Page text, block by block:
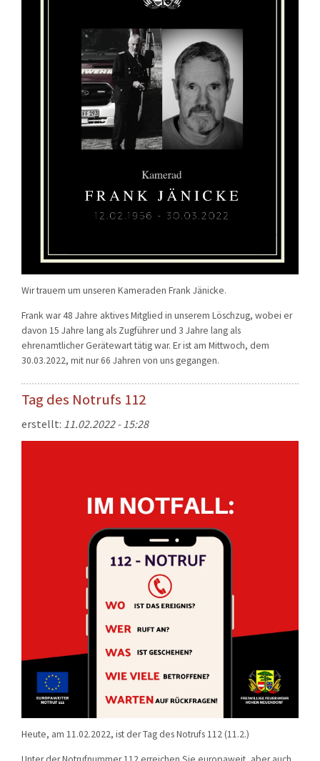
Wir trauern um unseren Kameraden Frank Jänicke.
Frank war 48 Jahre aktives Mitglied in unserem Löschzug, wobei er
davon 15 Jahre lang als Zugführer und 3 Jahre lang als
ehrenamtlicher Gerätewart tätig war. Er ist am Mittwoch, dem
30.03.2022, mit nur 66 Jahren von uns gegangen.
Tag des Notrufs 112
erstellt: 11.02.2022 - 15:28
Heute, am 11.02.2022, ist der Tag des Notrufs 112 (11.2.)